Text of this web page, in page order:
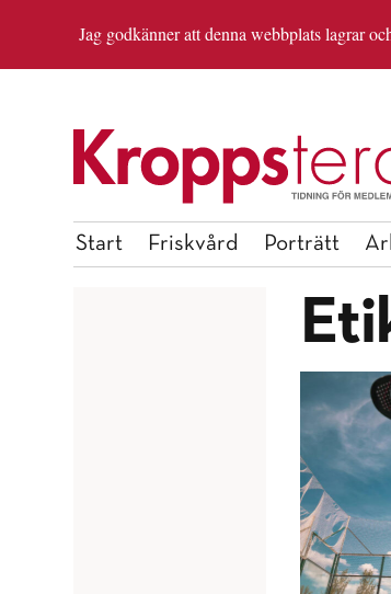
Jag godkänner att denna webbplats lagrar
Start Friskvård Porträtt
OM REDAKTIONEN ANMÄL